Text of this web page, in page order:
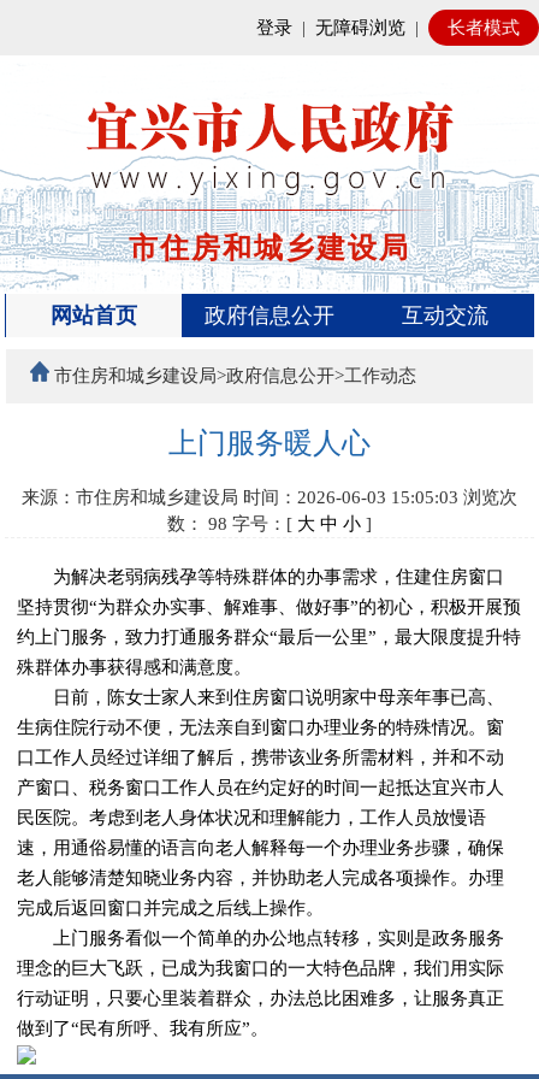
登录 | 无障碍浏览 | 长者模式
市住房和城乡建设局
网站首页 政府信息公开 互动交流
市住房和城乡建设局>政府信息公开>工作动态
上门服务暖人心
来源：市住房和城乡建设局 时间：2026-06-03 15:05:03 浏览次
数： 98 字号：[ 大 中 小]
为解决老弱病残孕等特殊群体的办事需求，住建住房窗口
坚持贯彻“为群众办实事、解难事、做好事”的初心，积极开展预
约上门服务，致力打通服务群众“最后一公里”，最大限度提升特
殊群体办事获得感和满意度。
日前，陈女士家人来到住房窗口说明家中母亲年事已高、
生病住院行动不便，无法亲自到窗口办理业务的特殊情况。窗
口工作人员经过详细了解后，携带该业务所需材料，并和不动
产窗口、税务窗口工作人员在约定好的时间一起抵达宜兴市人
民医院。考虑到老人身体状况和理解能力，工作人员放慢语
速，用通俗易懂的语言向老人解释每一个办理业务步骤，确保
老人能够清楚知晓业务内容，并协助老人完成各项操作。办理
完成后返回窗口并完成之后线上操作。
上门服务看似一个简单的办公地点转移，实则是政务服务
理念的巨大飞跃，已成为我窗口的一大特色品牌，我们用实际
行动证明，只要心里装着群众，办法总比困难多，让服务真正
做到了“民有所呼、我有所应”。